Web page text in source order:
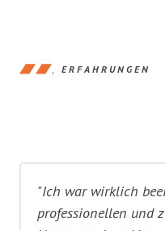
ERFAHRUNGEN
"Ich war wirklich
professionellen und